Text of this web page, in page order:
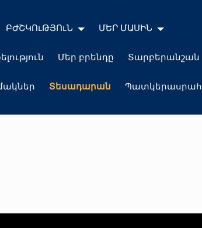
ԲԺՇԿՈւԹՅՈւՆ ՄԵՐ ՄԱՍԻՆ
Մեր բրենդը Տարբերանշան
Տեսադարան Պատկերասրահ